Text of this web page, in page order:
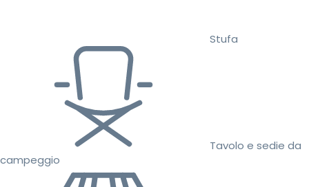
Stufa
Tavolo e sedie da
campeggio